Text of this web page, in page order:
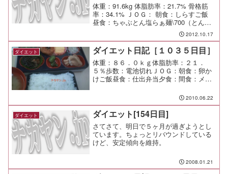
体重：91.6kg 体脂肪率：21.7% 骨格筋
率：34.1% ＪＯＧ： 朝食：しらすご飯
昼食：ちゃぶとん塩らぁ麺\700（とんこ
つらぁ麺CHABUTON＠横浜） 夕食： 間
2012.10.17
ダイエット ダイエット日記［１０３５日目］
体重：８６．０ｋｇ体脂肪率：２１．
５％歩数：電池切れＪＯＧ：朝食：卵か
けご飯昼食：仕出弁当夕食：間食：メ
2010.06.22
ダイエット ダイエット[154日目]
さてさて、明日で５ヶ月が過ぎようとし
ています。ちょっとリバウンドしている
けど、安定傾向を維持。
2008.01.21